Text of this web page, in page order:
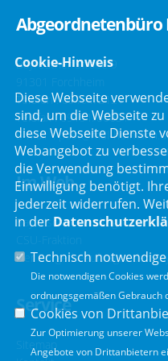
Bayreuther Straße 9
Telefon :09191/2121
Telefax : 09191/80051
E-Mail :post@mdl-
Im Web
Bayerischer Landtag
Der Bürgerbeauftragte der
Service
Sitemap
Cookie-Hinweis
Diese Webseite
sind, um die Webseite
diese Webseite Dienste
Webangebot zu
die Verwendung
Einwilligung benötigt.
jederzeit widerrufen.
in der
Technisch notwendige
Die notwendigen Cookies
ordnungsgemäßen Gebrauch
Cookies von
Zur Optimierung unserer
Angebote von Drittanbietern